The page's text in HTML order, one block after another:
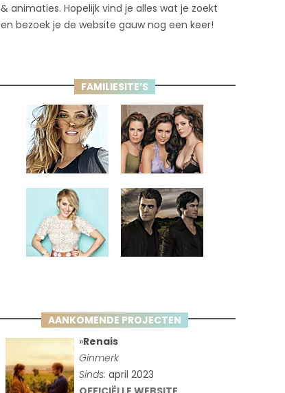
& animaties. Hopelijk vind je alles wat je zoekt
en bezoek je de website gauw nog een keer!
FAMILIESITE’S
AANKOMENDE PROJECTEN
»Renais
Ginmerk
Sinds:april 2023